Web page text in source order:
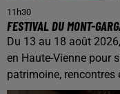
11h30
FESTIVAL DU MONT-
Du 13 au 18 août
en Haute-Vienne pour
patrimoine, rencontres